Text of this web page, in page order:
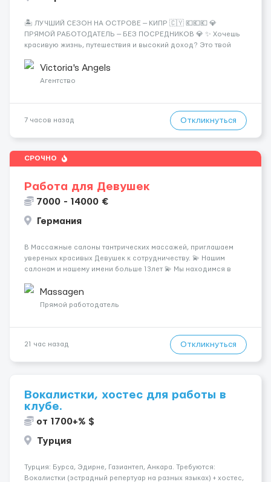
🏝️ ЛУЧШИЙ СЕЗОН НА ОСТРОВЕ — КИПР 🇨🇾 💶💶💶 💎
ПРЯМОЙ РАБОТОДАТЕЛЬ — БЕЗ ПОСРЕДНИКОВ 💎 ✨ Хочешь
красивую жизнь, путешествия и высокий доход? Это твой
Опытная команда с годами практики — Стабильный поток
клиентов (без ...
Victoria's Angels
Агентство
7 часов назад Откликнуться
СРОЧНО
Работа для Девушек
7000 - 14000 €
Германия
В Массажные салоны тантрических массажей, приглашаем
увереных красивых Девушек к сотрудничеству. 💫 Нашим
салонам и нашему имени больше 13лет 💫 Мы находимся в
заработная плата 💚Мы гарантируем Наличие работы. Поток 💝
incall / Out...
Massagen
Прямой работодатель
21 час назад Откликнуться
Вокалистки, хостес для работы в
клубе.
от 1700+% $
Турция
Турция: Бурса, Эдирне, Газиантеп, Анкара. Требуются:
Вокалистки (эстрадный репертуар на разных языках) + хостеc,